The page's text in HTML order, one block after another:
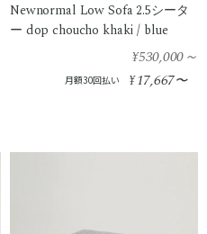
Newnormal Low Sofa 2.5シータ
ー dop choucho khaki / blue
¥530,000～
月額30回払い ¥17,667〜